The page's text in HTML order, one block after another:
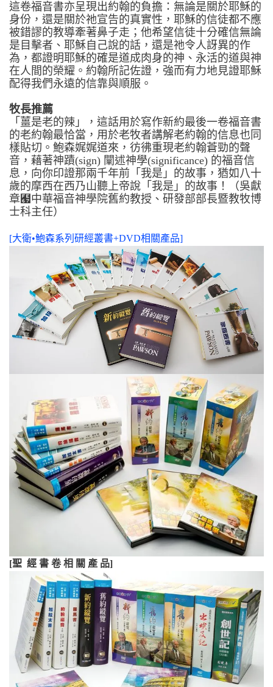
這卷福音書亦呈現出約翰的負擔：無論是關於耶穌的
身份，還是關於祂宣告的真實性，耶穌的信徒都不應
被錯謬的教導牽著鼻子走；他希望信徒十分確信無論
是目擊者、耶穌自己說的話，還是祂令人訝異的作
為，都證明耶穌的確是道成肉身的神、永活的道與神
在人間的榮耀。約翰所記佐證，強而有力地見證耶穌
配得我們永遠的信靠與順服。
牧長推薦
「薑是老的辣」，這話用於寫作新約最後一卷福音書
的老約翰最恰當，用於老牧者講解老約翰的信息也同
樣貼切。鮑森娓娓道來，彷彿重現老約翰蒼勁的聲
音，藉著神蹟(sign) 闡述神學(significance) 的福音信
息，向你印證那兩千年前「我是」的故事，猶如八十
歲的摩西在西乃山聽上帝說「我是」的故事！（吳獻
章﹧中華福音神學院舊約教授、研發部部長暨教牧博
士科主任）
[大衛•鮑森系列研經叢書+DVD相關產品]
[聖 經 書 卷 相 關 產 品]